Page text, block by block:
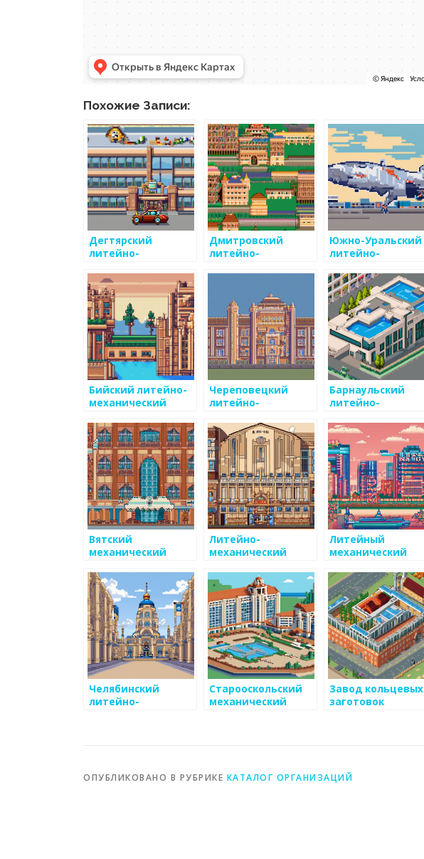
Похожие Записи:
Дегтярский
литейно-
завод
Дмитровский
литейно-
Южно-Уральский
литейно-
завод
Бийский литейно-
механический
Череповецкий
литейно-
завод
Барнаульский
литейно-
завод
Вятский
механический
Литейно-
механический
Конструктор
Литейный
механический
Челябинский
литейно-
Старооскольский
механический
Завод кольцевых
заготовок
ОПУБЛИКОВАНО В РУБРИКЕ КАТАЛОГ ОРГАНИЗАЦИЙ